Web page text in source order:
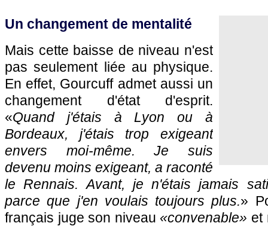
Un changement de mentalité
Mais cette baisse de niveau n'est
pas seulement liée au physique.
En effet, Gourcuff admet aussi un
changement d'état d'esprit.
«Quand j'étais à Lyon ou à
Bordeaux, j'étais trop exigeant
envers moi-même. Je suis
devenu moins exigeant, a raconté
le Rennais. Avant, je n'étais jamais
parce que j'en voulais toujours plus.»
français juge son niveau «convenable» et